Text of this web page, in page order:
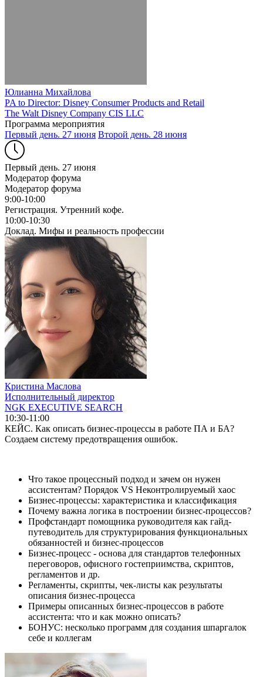
Юлианна Михайлова
PA to Director: Disney Consumer Products and Retail
The Walt Disney Company CIS LLC
Программа мероприятия
Первый день. 27 июня Второй день. 28 июня
Первый день. 27 июня
Модератор форума
Модератор форума
9:00-10:00
Регистрация. Утренний кофе.
10:00-10:30
Доклад. Мифы и реальность профессии
Кристина Маслова
Исполнительный директор
NGK EXECUTIVE SEARCH
10:30-11:00
КЕЙС. Как описать бизнес-процессы в работе ПА и БА?
Создаем систему предотвращения ошибок.
Что такое процессный подход и зачем он нужен
ассистентам? Порядок VS Неконтролируемый хаос
Бизнес-процессы: характеристика и классификация
Почему важна логика в построении бизнес-процессов?
Профстандарт помощника руководителя как гайд-
путеводитель для структурирования функциональных
обязанностей и бизнес-процессов
Бизнес-процесс - основа для стандартов телефонных
переговоров, офисного гостеприимства, скриптов,
регламентов и др.
Регламенты, скрипты, чек-листы как результаты
описания бизнес-процесса
Примеры описанных бизнес-процессов в работе
ассистента: что и как можно описать?
БОНУС: несколько программ для создания шпаргалок
себе и коллегам